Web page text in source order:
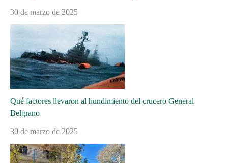
30 de marzo de 2025
Qué factores llevaron al hundimiento del crucero General
Belgrano
30 de marzo de 2025